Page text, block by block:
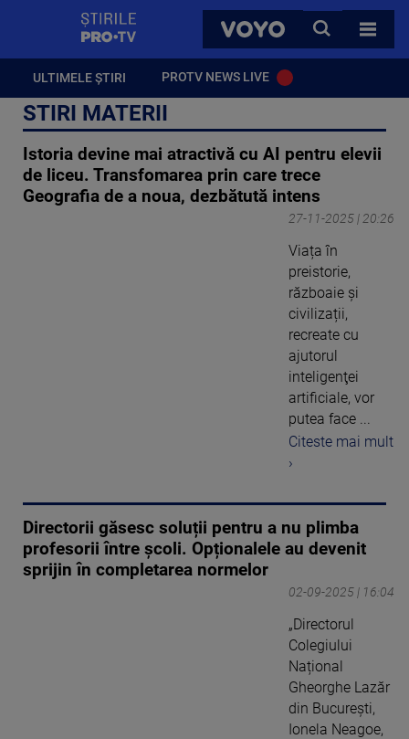
VOYO
CAUTA
TOATE
ULTIMELE ȘTIRI PROTV NEWS LIVE
STIRI MATERII
Istoria devine mai atractivă cu AI pentru elevii
de liceu. Transfomarea prin care trece
Geografia de a noua, dezbătută intens
27-11-2025 | 20:26
Viața în
preistorie,
războaie și
civilizații,
recreate cu
ajutorul
inteligenţei
artificiale, vor
putea face ...
Citeste mai mult
›
Directorii găsesc soluții pentru a nu plimba
profesorii între școli. Opționalele au devenit
sprijin în completarea normelor
02-09-2025 | 16:04
„Directorul
Colegiului
Național
Gheorghe Lazăr
din București,
Ionela Neagoe,